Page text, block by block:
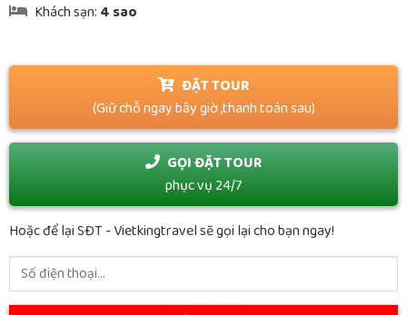
Khách sạn: 4 sao
ĐẶT TOUR
(Giữ chỗ ngay bây giờ ,thanh toán sau)
GỌI ĐẶT TOUR
phục vụ 24/7
Hoặc để lại SĐT - Vietkingtravel sẽ gọi lại cho bạn ngay!